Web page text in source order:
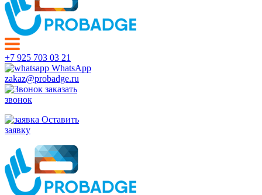
+7 925 703 03 21
WhatsApp
zakaz@probadge.ru
заказать
звонок
Оставить
заявку